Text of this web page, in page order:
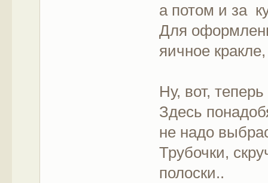
а потом и за
Для
яичное
Ну, вот,
Здесь
не надо
Трубочки,
полоски..